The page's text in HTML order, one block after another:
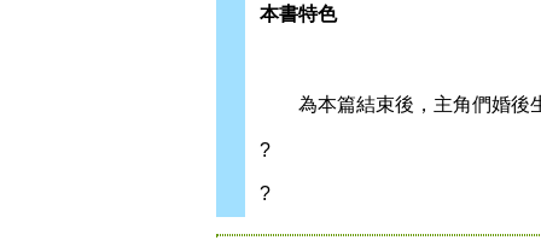
本書特色
為本篇結束後，主角們婚後
?
?